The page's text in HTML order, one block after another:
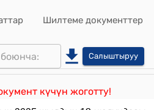
Шилтеме документтер
Салыштыруу
күчүн жоготту!